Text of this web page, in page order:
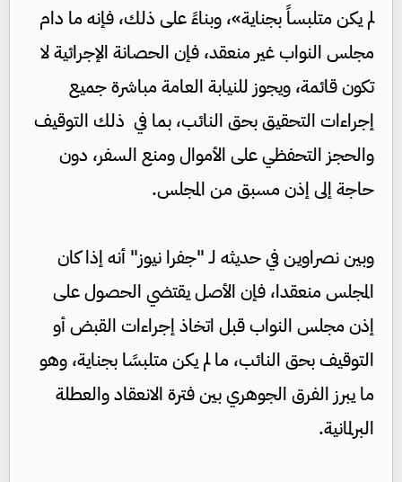
لم يكن متلبساً بجناية»، وبناءً على ذلك، فإنه ما دام
مجلس النواب غير منعقد، فإن الحصانة الإجرائية لا
تكون قائمة، ويجوز للنيابة العامة مباشرة جميع
إجراءات التحقيق بحق النائب، بما في ذلك التوقيف
والحجز التحفظي على الأموال ومنع السفر، دون
حاجة إلى إذن مسبق من المجلس.
وبين نصراوين في حديثه لـ "جفرا نيوز" أنه إذا كان
المجلس منعقدا، فإن الأصل يقتضي الحصول على
إذن مجلس النواب قبل اتخاذ إجراءات القبض أو
التوقيف بحق النائب، ما لم يكن متلبسًا بجناية، وهو
ما يبرز الفرق الجوهري بين فترة الانعقاد والعطلة
البرلمانية.